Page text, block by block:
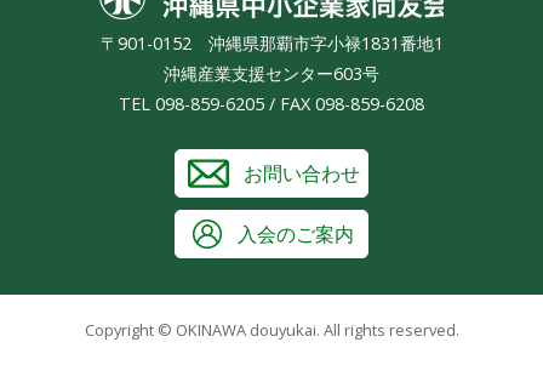
〒901-0152 沖縄県那覇市字小禄1831番地1
沖縄産業支援センター603号
TEL 098-859-6205 / FAX 098-859-6208
お問い合わせ
入会のご案内
Copyright © OKINAWA douyukai. All rights reserved.